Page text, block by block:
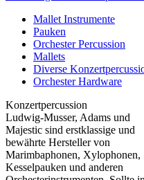
Mallet Instrumente
Pauken
Orchester Percussion
Mallets
Diverse
Orchester Hardware
Konzertpercussion
Ludwig-Musser, Adams und
Majestic sind erstklassige und
bewährte Hersteller von
Marimbaphonen, Xylophonen,
Kesselpauken und anderen